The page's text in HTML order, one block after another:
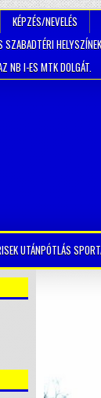
KÉPZÉS/NEVELÉS
NB I-ES MTK DOLGÁT.
UTÁNPÓTLÁS